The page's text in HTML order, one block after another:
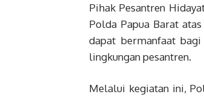
Pihak Pesantren
Polda Papua Barat
dapat bermanfaat
lingkungan pesantren.
Melalui kegiatan ini,